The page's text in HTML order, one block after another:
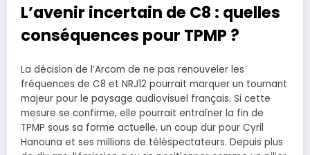
L’avenir incertain de C8 : quelles
conséquences pour TPMP ?
La décision de l’Arcom de ne pas renouveler les
fréquences de C8 et NRJ12 pourrait marquer un tournant
majeur pour le paysage audiovisuel français. Si cette
mesure se confirme, elle pourrait entraîner la fin de
TPMP sous sa forme actuelle, un coup dur pour Cyril
Hanouna et ses millions de téléspectateurs. Depuis plus